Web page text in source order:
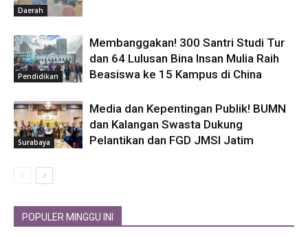
Daerah
Pendidikan
Membanggakan! 300 Santri Studi Tur
dan 64 Lulusan Bina Insan Mulia Raih
Beasiswa ke 15 Kampus di China
Surabaya
Media dan Kepentingan Publik! BUMN
dan Kalangan Swasta Dukung
Pelantikan dan FGD JMSI Jatim
POPULER MINGGU INI